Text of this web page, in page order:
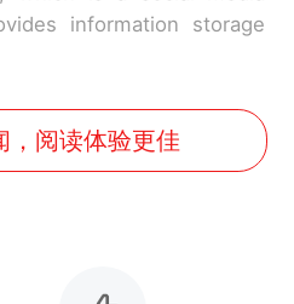
information storage
，阅读体验更佳